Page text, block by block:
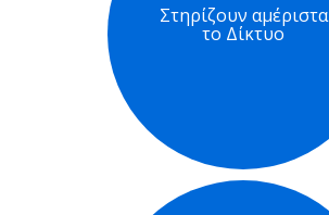
Στηρίζουν αμέριστα
το Δίκτυο